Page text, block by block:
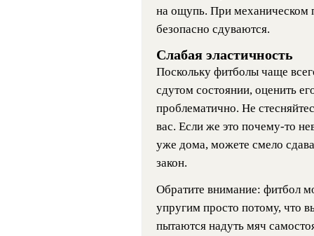
на ощупь. При механическом
безопасно сдуваются.
Слабая эластичность
Поскольку фитболы чаще
сдутом состоянии, оценить
проблематично. Не
вас. Если же это почему-то
уже дома, можете смело
закон.
Обратите внимание: фитбол
упругим просто потому, что
пытаются надуть мяч